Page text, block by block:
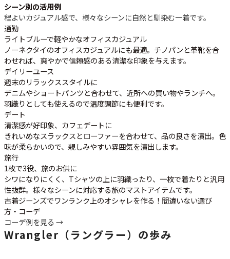
シーン別の活用例
程よいカジュアル感で、様々なシーンに自然と馴染む一着です。
通勤
ライトブルーで軽やかなオフィスカジュアル
ノーネクタイのオフィスカジュアルにも最適。チノパンと革靴を合
わせれば、爽やかで信頼感のある清潔な印象を与えます。
デイリーユース
週末のリラックススタイルに
デニムやショートパンツと合わせて、近所への買い物やランチへ。
羽織りとしても使えるので温度調節にも便利です。
デート
清潔感が好印象、カフェデートに
きれいめなスラックスとローファーを合わせて、品の良さを演出。色
味が柔らかいので、親しみやすい雰囲気を演出します。
旅行
1枚で3役、旅のお供に
シワになりにくく、Tシャツの上に羽織ったり、一枚で着たりと汎用
性抜群。様々なシーンに対応する旅のマストアイテムです。
古着ジーンズでワンランク上のオシャレを作る！間違いない選び
方・コーデ
コーデ例を見る →
Wrangler（ラングラー）の歩み